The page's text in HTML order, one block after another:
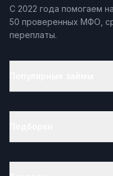
С 2022 года помогаем
50 проверенных МФО,
переплаты.